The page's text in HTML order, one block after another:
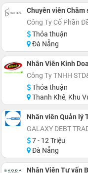
Chuyên viên Chăm
Công Ty Cổ Phần
Thỏa thuận
Đà Nẵng
Nhân Viên Kinh
Công Ty TNHH
Thỏa thuận
Thanh Khê, Khu Vực Lân
Nhân viên Quản lý
GALAXY DEBT
7 - 12 Triệu
Đà Nẵng
Nhân Viên Tư vấn